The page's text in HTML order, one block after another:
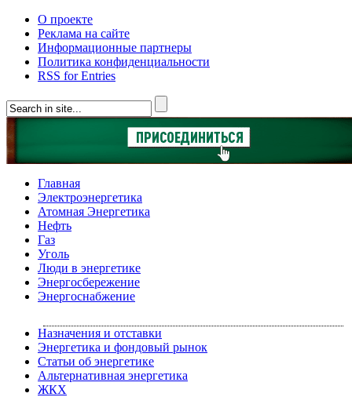
О проекте
Реклама на сайте
Информационные партнеры
Политика конфиденциальности
RSS for Entries
Главная
Электроэнергетика
Атомная Энергетика
Нефть
Газ
Уголь
Люди в энергетике
Энергосбережение
Энергоснабжение
Назначения и отставки
Энергетика и фондовый рынок
Статьи об энергетике
Альтернативная энергетика
ЖКХ